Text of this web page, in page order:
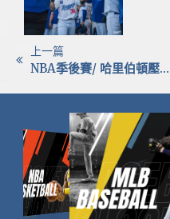
上一篇
NBA季後賽/ 哈里伯頓壓哨奇蹟三分！溜馬OT逆轉尼克搶下東冠首勝